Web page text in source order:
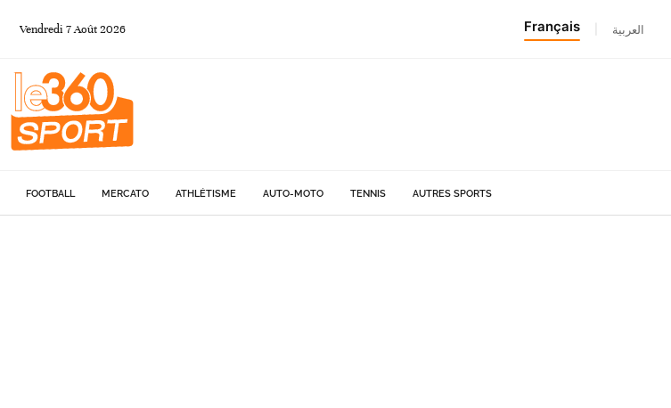
Vendredi 7Août 2026 Français العربية
FOOTBALL MERCATO ATHLÉTISME AUTO-MOTO TENNIS AUTRES SPORTS